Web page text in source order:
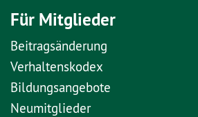
Für Mitglieder
Beitragsänderung
Verhaltenskodex
Bildungsangebote
Neumitglieder